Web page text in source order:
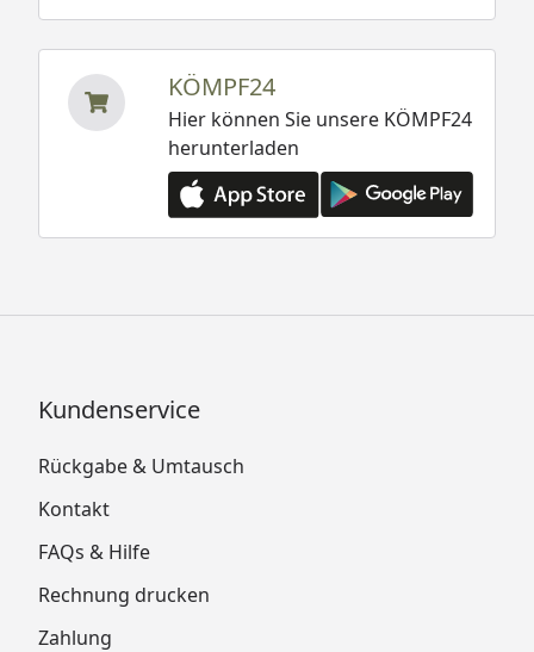
KÖMPF24
Hier können Sie unsere KÖMPF24
herunterladen
Kundenservice
Rückgabe & Umtausch
Kontakt
FAQs & Hilfe
Rechnung drucken
Zahlung